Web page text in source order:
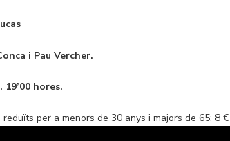
i Pau Vercher.
hores.
per a menors de 30 anys i majors de 65: 8